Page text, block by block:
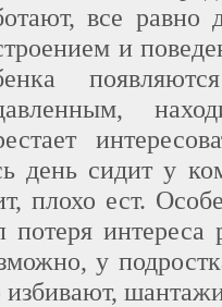
все равно
и
день сидит у
плохо ест.
потеря
у
избивают,